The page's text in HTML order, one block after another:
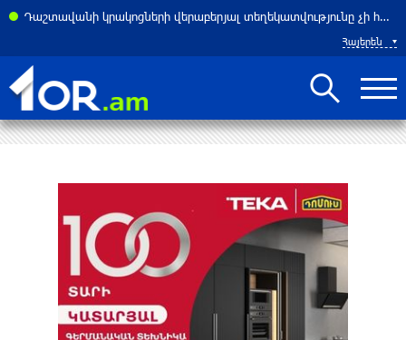
Դաշտավանի կրակոցների վերաբերյալ տեղեկատվությունը չի համապատասխանում իրականությանը. ՆԳՆ
Հայերեն